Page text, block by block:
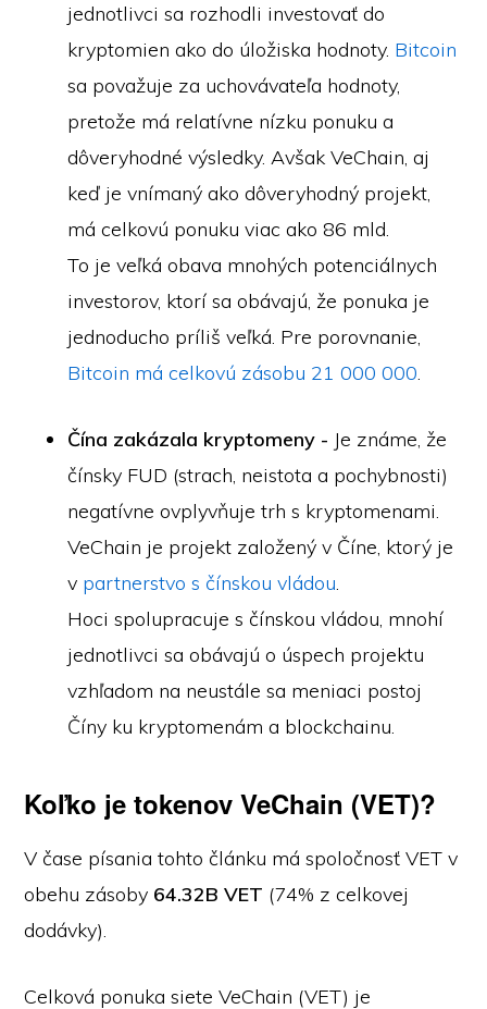
jednotlivci sa rozhodli investovať do
kryptomien ako do úložiska hodnoty. Bitcoin
sa považuje za uchovávateľa hodnoty,
pretože má relatívne nízku ponuku a
dôveryhodné výsledky. Avšak VeChain, aj
keď je vnímaný ako dôveryhodný projekt,
má celkovú ponuku viac ako 86 mld.
To je veľká obava mnohých potenciálnych
investorov, ktorí sa obávajú, že ponuka je
jednoducho príliš veľká. Pre porovnanie,
Bitcoin má celkovú zásobu 21 000 000.
Čína zakázala kryptomeny - Je známe, že
čínsky FUD (strach, neistota a pochybnosti)
negatívne ovplyvňuje trh s kryptomenami.
VeChain je projekt založený v Číne, ktorý je
v partnerstvo s čínskou vládou.
Hoci spolupracuje s čínskou vládou, mnohí
jednotlivci sa obávajú o úspech projektu
vzhľadom na neustále sa meniaci postoj
Číny ku kryptomenám a blockchainu.
Koľko je tokenov VeChain (VET)?
V čase písania tohto článku má spoločnosť VET v
obehu zásoby 64.32B VET (74% z celkovej
dodávky).
Celková ponuka siete VeChain (VET) je